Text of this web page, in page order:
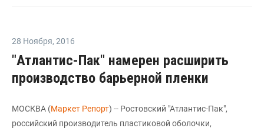
28 Ноября, 2016
"Атлантис-Пак" намерен расширить
производство барьерной пленки
МОСКВА (Маркет Репорт) -- Ростовский "Атлантис-Пак",
российский производитель пластиковой оболочки,